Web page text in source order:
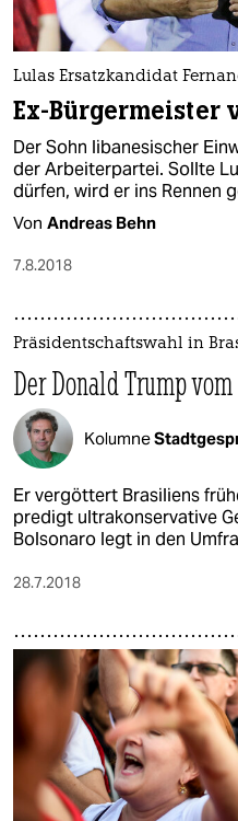
veranstaltungen
shop
fragen & hilfe
unterstützen
abo
Lulas Ersatzkandidat
Ex-Bürgermeister
Der Sohn libanesischer
der Arbeiterpartei. Sollte
dürfen, wird er ins Rennen
Von Andreas Behn
7.8.2018
Präsidentschaftswahl in
Der Donald Trump
Kolumne
Er vergöttert Brasiliens
predigt ultrakonservative
Bolsonaro legt in den
28.7.2018